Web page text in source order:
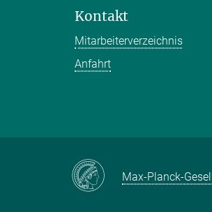
Kontakt
Mitarbeiterverzeichnis
Anfahrt
Max-Planck-